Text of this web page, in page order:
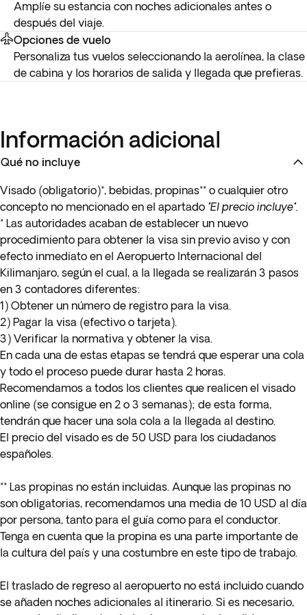
Amplíe su estancia con noches adicionales antes o
después del viaje.
Opciones de vuelo
Personaliza tus vuelos seleccionando la aerolínea, la clase
de cabina y los horarios de salida y llegada que prefieras.
Información adicional
Qué no incluye
Visado (obligatorio)*, bebidas, propinas** o cualquier otro
concepto no mencionado en el apartado "El precio incluye".
* Las autoridades acaban de establecer un nuevo
procedimiento para obtener la visa sin previo aviso y con
efecto inmediato en el Aeropuerto Internacional del
Kilimanjaro, según el cual, a la llegada se realizarán 3 pasos
en 3 contadores diferentes:
1) Obtener un número de registro para la visa.
2) Pagar la visa (efectivo o tarjeta).
3) Verificar la normativa y obtener la visa.
En cada una de estas etapas se tendrá que esperar una cola
y todo el proceso puede durar hasta 2 horas.
Recomendamos a todos los clientes que realicen el visado
online (se consigue en 2 o 3 semanas); de esta forma,
tendrán que hacer una sola cola a la llegada al destino.
El precio del visado es de 50 USD para los ciudadanos
españoles.
** Las propinas no están incluidas. Aunque las propinas no
son obligatorias, recomendamos una media de 10 USD al día
por persona, tanto para el guía como para el conductor.
Tenga en cuenta que la propina es una parte importante de
la cultura del país y una costumbre en este tipo de trabajo.
El traslado de regreso al aeropuerto no está incluido cuando
se añaden noches adicionales al itinerario. Si es necesario,